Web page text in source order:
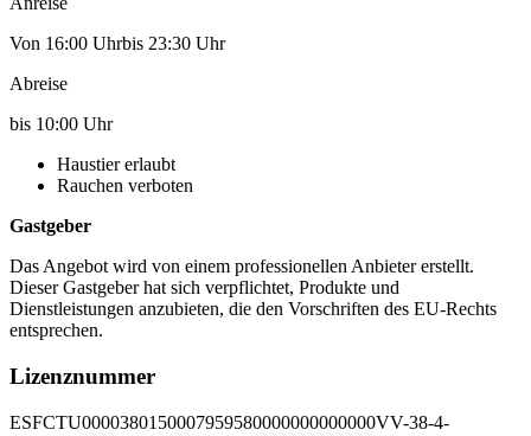
Von 16:00 Uhrbis 23:30 Uhr
Abreise
bis 10:00 Uhr
Haustier erlaubt
Rauchen verboten
Gastgeber
Das Angebot wird von einem professionellen Anbieter erstellt.
Dieser Gastgeber hat sich verpflichtet, Produkte und
Dienstleistungen anzubieten, die den Vorschriften des EU-Rechts
entsprechen.
Lizenznummer
ESFCTU0000380150007959580000000000000VV-38-4-